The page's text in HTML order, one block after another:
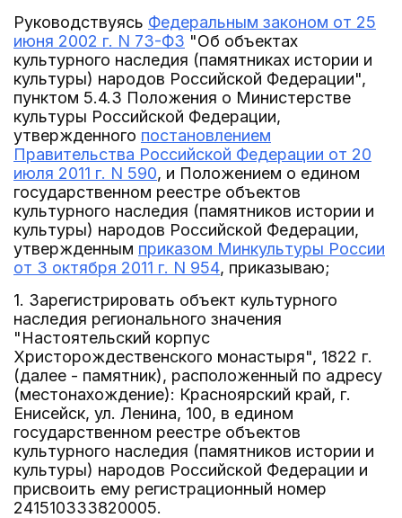
Руководствуясь Федеральным законом от 25
июня 2002 г. N 73-ФЗ "Об объектах
культурного наследия (памятниках истории и
культуры) народов Российской Федерации",
пунктом 5.4.3 Положения о Министерстве
культуры Российской Федерации,
утвержденного постановлением
Правительства Российской Федерации от 20
июля 2011 г. N 590, и Положением о едином
государственном реестре объектов
культурного наследия (памятников истории и
культуры) народов Российской Федерации,
утвержденным приказом Минкультуры России
от 3 октября 2011 г. N 954, приказываю;
1. Зарегистрировать объект культурного
наследия регионального значения
"Настоятельский корпус
Христорождественского монастыря", 1822 г.
(далее - памятник), расположенный по адресу
(местонахождение): Красноярский край, г.
Енисейск, ул. Ленина, 100, в едином
государственном реестре объектов
культурного наследия (памятников истории и
культуры) народов Российской Федерации и
присвоить ему регистрационный номер
241510333820005.